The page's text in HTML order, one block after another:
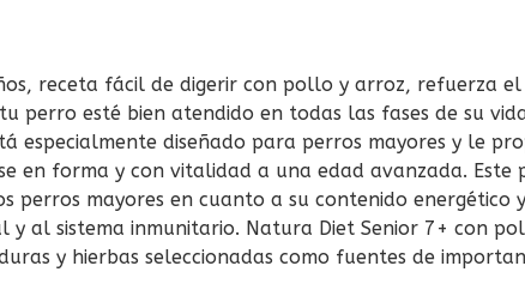
receta fácil de digerir con pollo y arroz, refuerza
perro esté bien atendido en todas las fases de su
especialmente diseñado para perros mayores y le
en forma y con vitalidad a una edad avanzada.
perros mayores en cuanto a su contenido
y al sistema inmunitario. Natura Diet Senior 7+ con
y hierbas seleccionadas como fuentes de